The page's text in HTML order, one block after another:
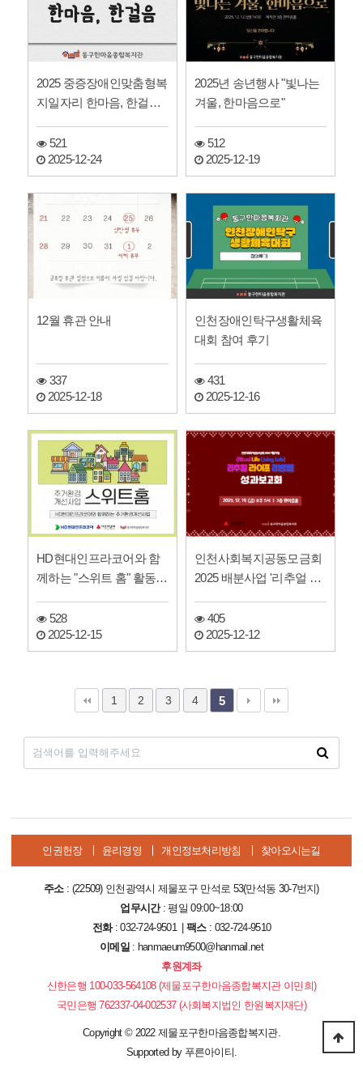
2025 중증장애인맞춤형복
지일자리 한마음, 한걸음
521
2025-12-24
2025년 송년행사 "빛나는
겨울, 한마음으로"
512
2025-12-19
12월 휴관 안내
337
2025-12-18
인천장애인탁구생활체육
대회 참여 후기
431
2025-12-16
HD현대인프라코어와 함
께하는 "스위트 홈" 활동소
528
2025-12-15
인천사회복지공동모금회
2025 배분사업 '리추얼 라
405
2025-12-12
1 2 3 4 5
인권헌장 윤리경영 개인정보처리방침 찾아오시는길
주소: (22509) 인천광역시 제물포구 만석로 53(만석동 30-7번지)
업무시간: 평일 09:00~18:00
전화: 032-724-9501 |팩스: 032-724-9510
이메일 : hanmaeum9500@hanmail.net
후원계좌
신한은행 100-033-564108 (제물포구한마음종합복지관 이민희)
국민은행 762337-04-002537 (사회복지법인 한원복지재단)
Copyright ©2022 제물포구한마음종합복지관.
Supported by 푸른아이티.